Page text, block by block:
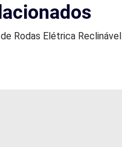
Rodas Elétrica Reclinável